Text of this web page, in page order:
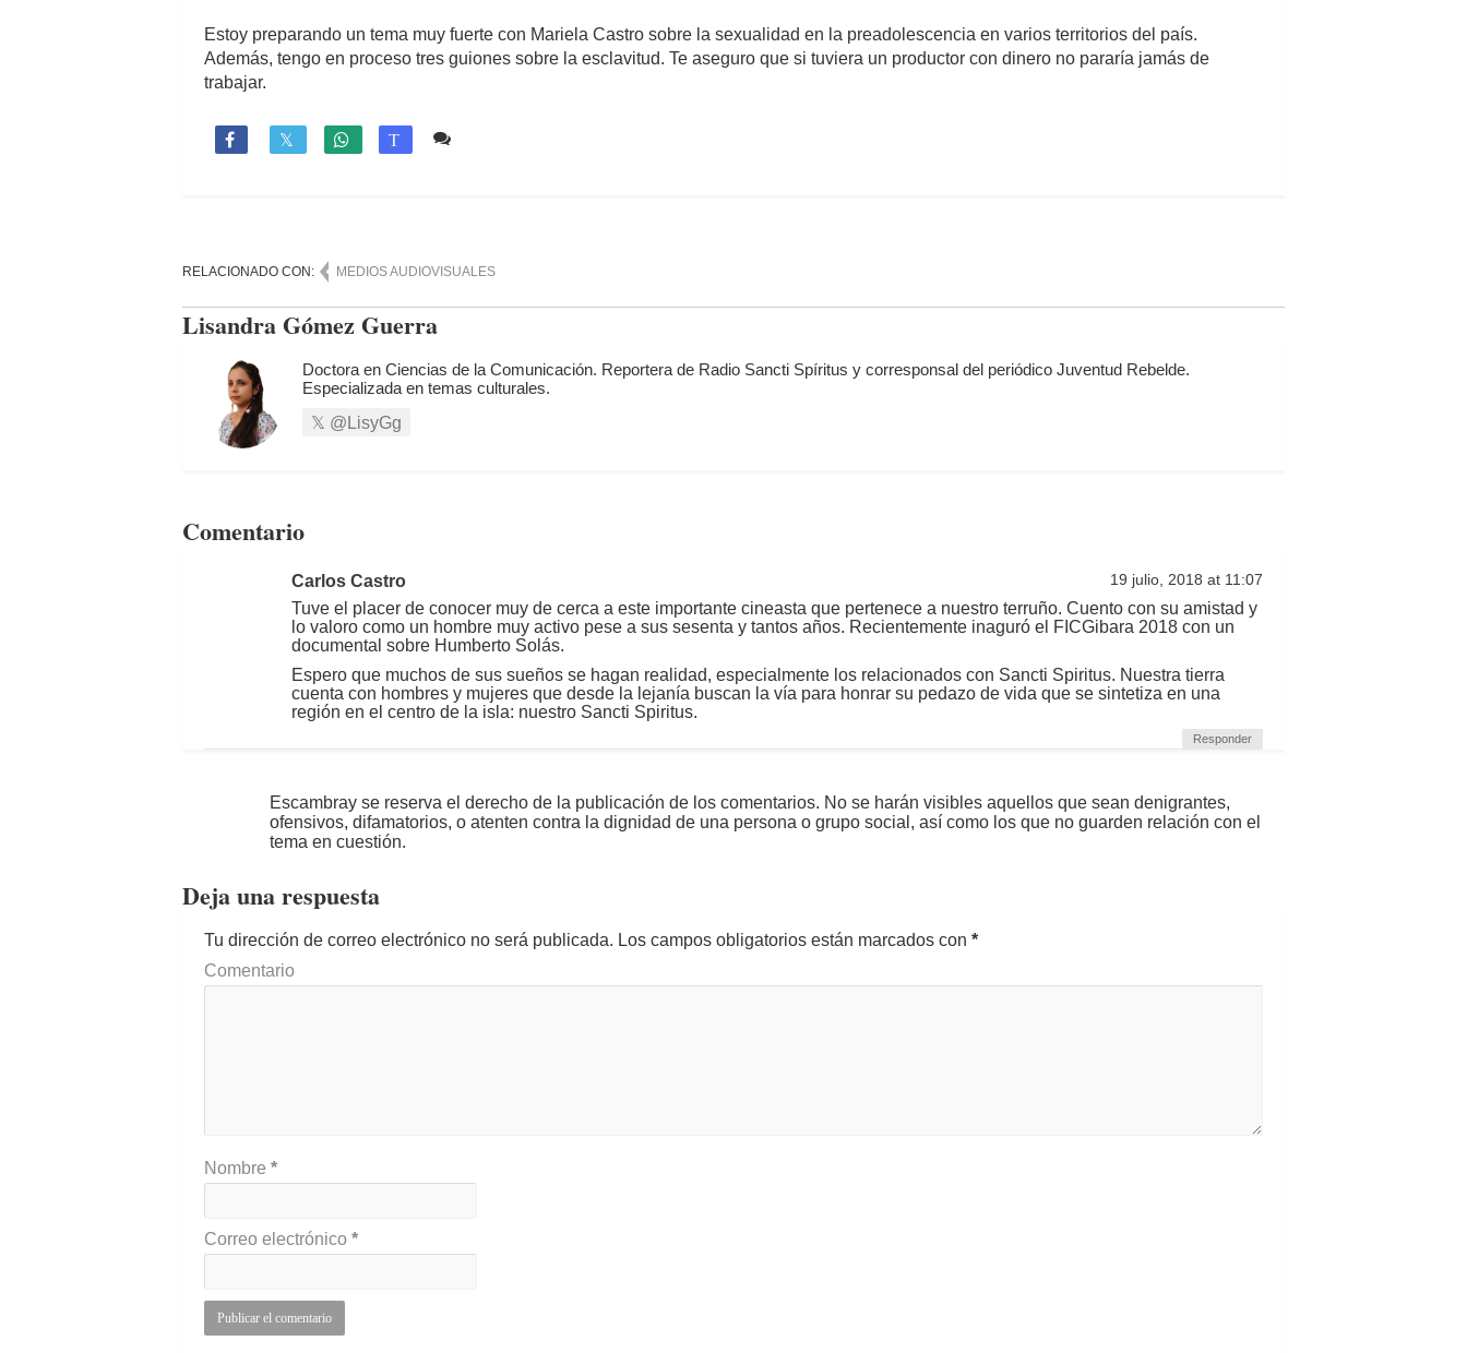
Estoy preparando un tema muy fuerte con Mariela Castro sobre la sexualidad en la preadolescencia en varios territorios del país.
Además, tengo en proceso tres guiones sobre la esclavitud. Te aseguro que si tuviera un productor con dinero no pararía jamás de
trabajar.
 T
RELACIONADO CON: MEDIOS AUDIOVISUALES
Lisandra Gómez Guerra
Doctora en Ciencias de la Comunicación. Reportera de Radio Sancti Spíritus y corresponsal del periódico Juventud Rebelde.
Especializada en temas culturales.
@LisyGg
Comentario
Carlos Castro 19 julio, 2018 at 11:07
Tuve el placer de conocer muy de cerca a este importante cineasta que pertenece a nuestro terruño. Cuento con su amistad y
lo valoro como un hombre muy activo pese a sus sesenta y tantos años. Recientemente inaguró el FICGibara 2018 con un
documental sobre Humberto Solás.
Espero que muchos de sus sueños se hagan realidad, especialmente los relacionados con Sancti Spiritus. Nuestra tierra
cuenta con hombres y mujeres que desde la lejanía buscan la vía para honrar su pedazo de vida que se sintetiza en una
región en el centro de la isla: nuestro Sancti Spiritus.
Responder
Escambray se reserva el derecho de la publicación de los comentarios. No se harán visibles aquellos que sean denigrantes,
ofensivos, difamatorios, o atenten contra la dignidad de una persona o grupo social, así como los que no guarden relación con el
tema en cuestión.
Deja una respuesta
Tu dirección de correo electrónico no será publicada. Los campos obligatorios están marcados con *
Comentario
Nombre *
Correo electrónico *